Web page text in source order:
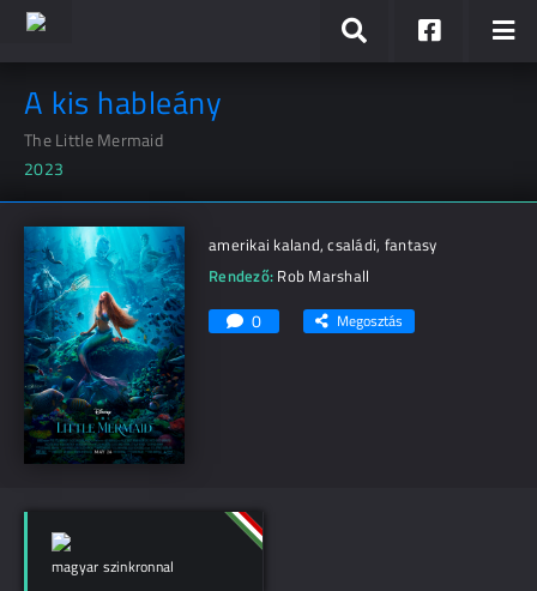
A kis hableány
The Little Mermaid
2023
amerikai kaland, családi, fantasy
Rendező: Rob Marshall
0 Megosztás
magyar szinkronnal